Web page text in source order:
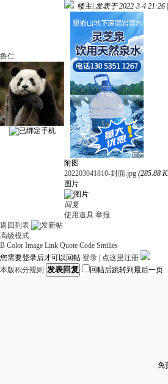
鲁仁
楼主 发表于 2022-3-4 21:26
附图
202203041810-封面.jpg (285.88
图片
回复
使用道具 举报
返回列表
高级模式
B Color Image Link Quote Code Smilies
您需要登录后才可以回帖 登录
点这里注册
本版积分规则 发表回复 回帖后跳转到最后一页
免